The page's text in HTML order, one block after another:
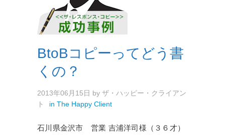
BtoBコピーってどう書
くの？
2013年06月15日 by ザ・ハッピー・クライアン
ト
in The Happy Client
石川県金沢市 営業 吉浦洋司様（３６才）